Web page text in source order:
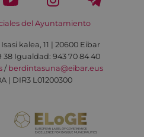
del Ayuntamiento
kalea, 11 | 20600 Eibar
38 Igualdad: 943 70 84 40
/ berdintasuna@eibar.eus
| DIR3 L01200300